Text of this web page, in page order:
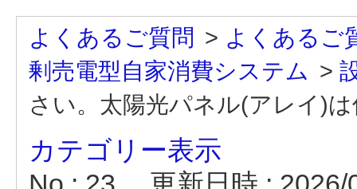
よくあるご質問 > よくあるご
剰売電型自家消費システム >
さい。太陽光パネル(アレイ)
カテゴリー表示